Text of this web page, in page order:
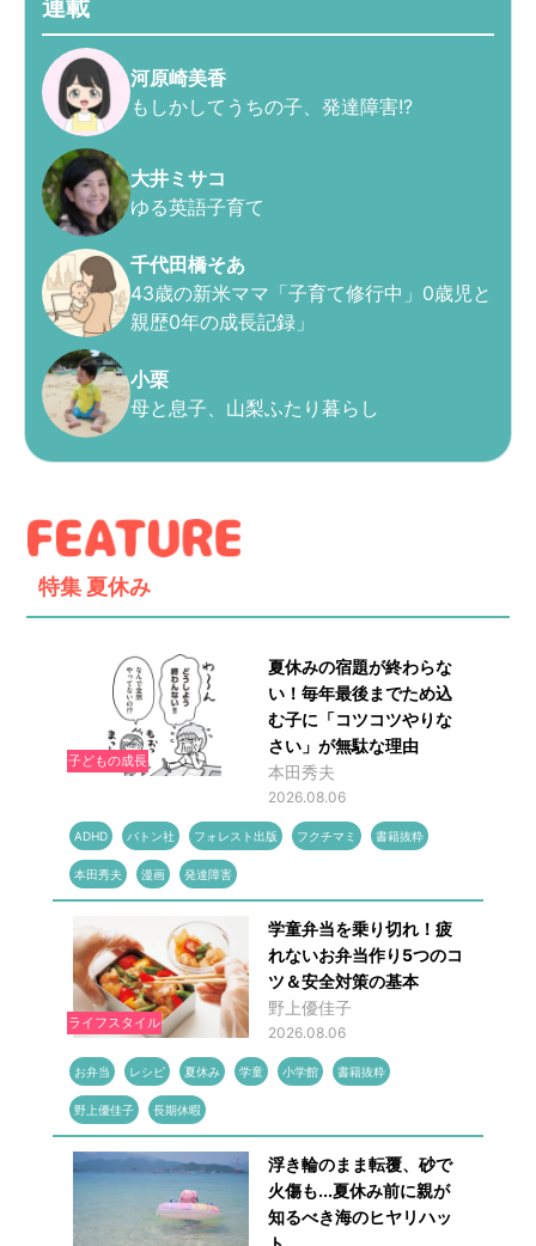
連載
河原崎美香
もしかしてうちの子、発達障害!?
大井ミサコ
ゆる英語子育て
千代田橋そあ
43歳の新米ママ「子育て修行中」0歳児と
親歴0年の成長記録」
小栗
母と息子、山梨ふたり暮らし
特集 夏休み
子どもの成長
夏休みの宿題が終わらな
い！毎年最後までため込
む子に「コツコツやりな
さい」が無駄な理由
本田秀夫
2026.08.06
ADHD バトン社 フォレスト出版 フクチマミ 書籍抜粋
本田秀夫 漫画 発達障害
ライフスタイル
学童弁当を乗り切れ！疲
れないお弁当作り5つのコ
ツ＆安全対策の基本
野上優佳子
2026.08.06
お弁当 レシピ 夏休み 学童 小学館 書籍抜粋
野上優佳子 長期休暇
浮き輪のまま転覆、砂で
火傷も...夏休み前に親が
知るべき海のヒヤリハッ